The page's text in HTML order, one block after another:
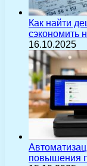
Как найти
сэкономить
16.10.2025
повышения